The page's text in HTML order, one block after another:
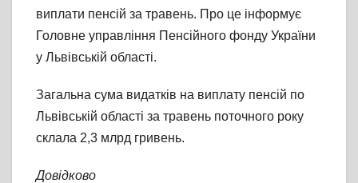
виплати пенсій за травень. Про це інформує
Головне управління Пенсійного фонду України
у Львівській області.
Загальна сума видатків на виплату пенсій по
Львівській області за травень поточного року
склала 2,3 млрд гривень.
Довідково